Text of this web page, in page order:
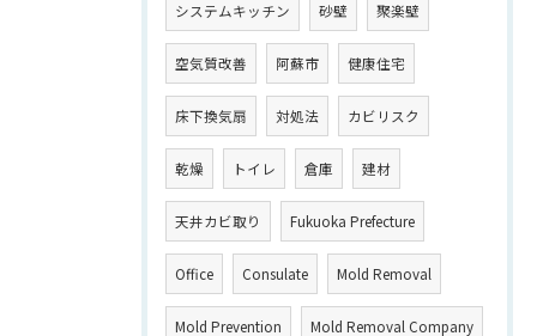
システムキッチン 砂壁 聚楽壁
空気質改善 阿蘇市 健康住宅
床下換気扇 対処法 カビリスク
乾燥 トイレ 倉庫 建材
天井カビ取り Fukuoka Prefecture
Office Consulate Mold Removal
Mold Prevention Mold Removal Company